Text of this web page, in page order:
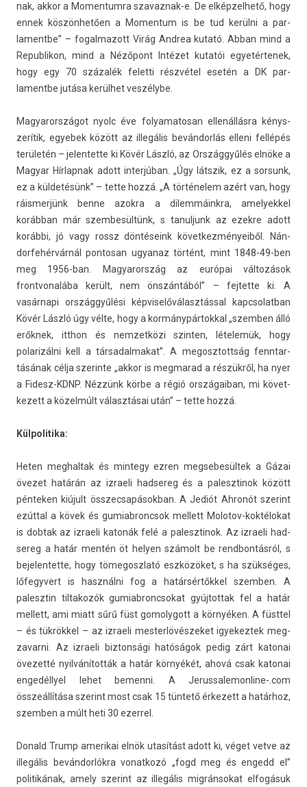
nak, akkor a Momen­tumra szavaznak-e. De el­képzel­hető, hogy
ennek köszönhetően a Momen­tum is be tud kerülni a par­
lamentbe” – fogal­mazott Virág An­drea kutató. Abban mind a
Re­pub­likon, mind a Nézőpont Intézet kutatói egyetér­tenek,
hogy egy 70 százalék felet­ti részvétel esetén a DK par­
lamentbe jutása kerülhet veszélybe.
Magyarországot nyolc éve folyamatosan ellenállásra kénys­
zerítik, egyebek között az illegális bevándorlás el­leni fellépés
területén – jelen­tette ki Kövér László, az Országgyűlés elnöke a
Magyar Hír­lapnak adott in­ter­júban. „Úgy látszik, ez a sor­sunk,
ez a küldetésünk” – tette hozzá. „A történelem azért van, hogy
ráis­merjünk benne azok­ra a di­lem­máinkra, amelyek­kel
korábban már szem­besül­tünk, s tanul­junk az ezek­re adott
korábbi, jó vagy rossz döntéseink követ­kezményeiből. Nán­
dorfehér­várnál pon­tosan ugyanaz történt, mint 1848-49-ben
meg 1956-ban. Magyarország az európai változások
frontvonalába került, nem önszántából” – fej­tette ki. A
vasárnapi országgyűlési kép­viselőválasztáss­al kapcsolat­ban
Kövér László úgy vélte, hogy a kor­mánypár­tokk­al „szemb­en álló
erőknek, itthon és nem­zetközi szint­en, lételemük, hogy
polarizál­ni kell a tár­sadal­makat”. A megosztottság fenntar­
tásának célja szerin­te „akkor is meg­marad a részükről, ha nyer
a Fidesz-KDNP. Nézzünk körbe a régió országaiban, mi követ­
kezett a közelmúlt választásai után” – tette hozzá.
Kül­politika:
Heten meg­haltak és min­tegy ezren meg­sebesül­tek a Gázai
övezet határán az iz­raeli had­sereg és a palesztinok között
pén­tek­en kiújult összec­sapások­ban. A Jediót Ahronót szerint
ezúttal a kövek és gumiab­roncsok mel­lett Molotov-koktélokat
is dob­tak az iz­raeli katonák felé a palesztinok. Az iz­raeli had­
sereg a határ mentén öt hely­en számolt be re­ndbon­tásról, s
be­jelen­tette, hogy tömegoszlató eszközöket, s ha szükséges,
lőfegyvert is használni fog a határsértőkkel szemb­en. A
palesztin til­takozók gumiab­roncsokat gyúj­tottak fel a határ
mel­lett, ami miatt sűrű füst gomolygott a környéken. A füsttel
– és tükrökkel – az iz­raeli mes­terlövés­zeket igyekez­tek meg­
zavar­ni. Az iz­raeli bi­zton­sági hatóságok pedig zárt katonai
övezetté nyilvánították a határ környékét, ahová csak katonai
engedéllyel lehet be­men­ni. A Jerussalemonline-.com
összeállítása szerint most csak 15 tüntető érkezett a határhoz,
szemb­en a múlt heti 30 ezer­rel.
Donald Trump amerikai elnök utasítást adott ki, véget vetve az
illegális bevándorlókra vonat­kozó „fogd meg és en­gedd el”
politikának, amely szerint az illegális mig­ránsokat elfogásuk